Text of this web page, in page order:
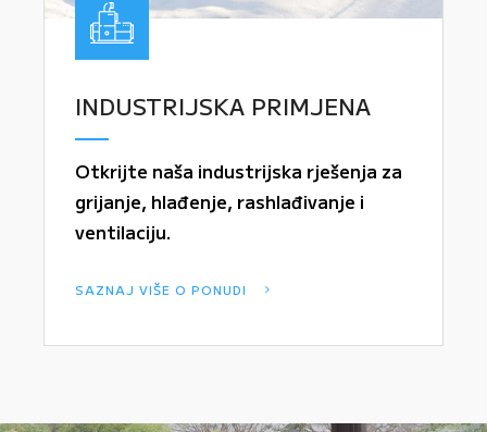
INDUSTRIJSKA PRIMJENA
Otkrijte naša industrijska rješenja za
grijanje, hlađenje, rashlađivanje i
ventilaciju.
SAZNAJ VIŠE O PONUDI